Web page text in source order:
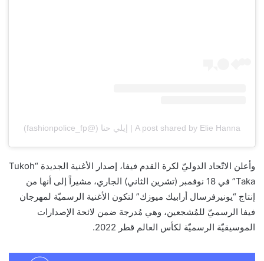
A post shared by Elie Hanna | إيلي حنا (@fashionpolice_fp)
وأعلن الاتّحاد الدوليّ لكرة القدم فيفا، إصدار الأغنية الجديدة “Tukoh
Taka” في 18 نوفمبر (تشرين الثاني) الجاري، مشيراً إلى أنها من
إنتاج “يونيرفرسال أرابيك ميوزك” لتكون الأغنية الرسميّة لمهرجان
فيفا الرسميّ للمُشجعين، وهي مُدرجة ضمن لائحة الإصدارات
الموسيقيّة الرسميّة لكأس العالم قطر 2022.